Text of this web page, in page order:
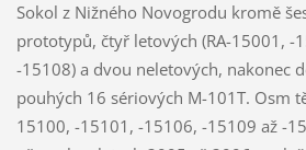
Sokol z Nižného Novogrodu kromě
prototypů, čtyř letových (RA-15001, -
-15108) a dvou neletových, nakonec
pouhých 16 sériových M-101T. Osm
15100, -15101, -15106, -15109 až -